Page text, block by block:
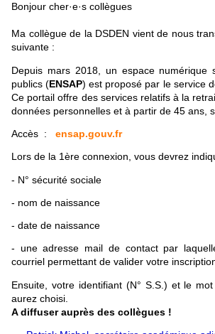
Bonjour cher·e·s collègues
Ma collègue de la DSDEN vient de nous
suivante :
Depuis mars 2018, un espace numérique
publics (ENSAP) est proposé par le service
Ce portail offre des services relatifs à la
données personnelles et à partir de 45 ans,
Accès : ensap.gouv.fr
Lors de la 1ère connexion, vous devrez
- N° sécurité sociale
- nom de naissance
- date de naissance
- une adresse mail de contact par
courriel permettant de valider votre
Ensuite, votre identifiant (N° S.S.) et le
aurez choisi.
A diffuser auprès des collègues !